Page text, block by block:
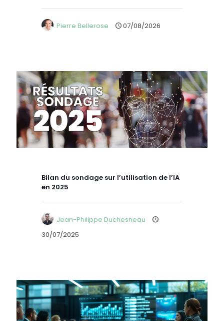
Pierre Bellerose 07/08/2026
Bilan du sondage sur l’utilisation de l’IA
en 2025
Jean-Philippe Duchesneau
30/07/2025